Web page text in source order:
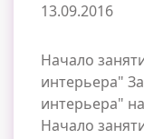
13.09.2016
Начало
интерьера"
интерьера"
Начало